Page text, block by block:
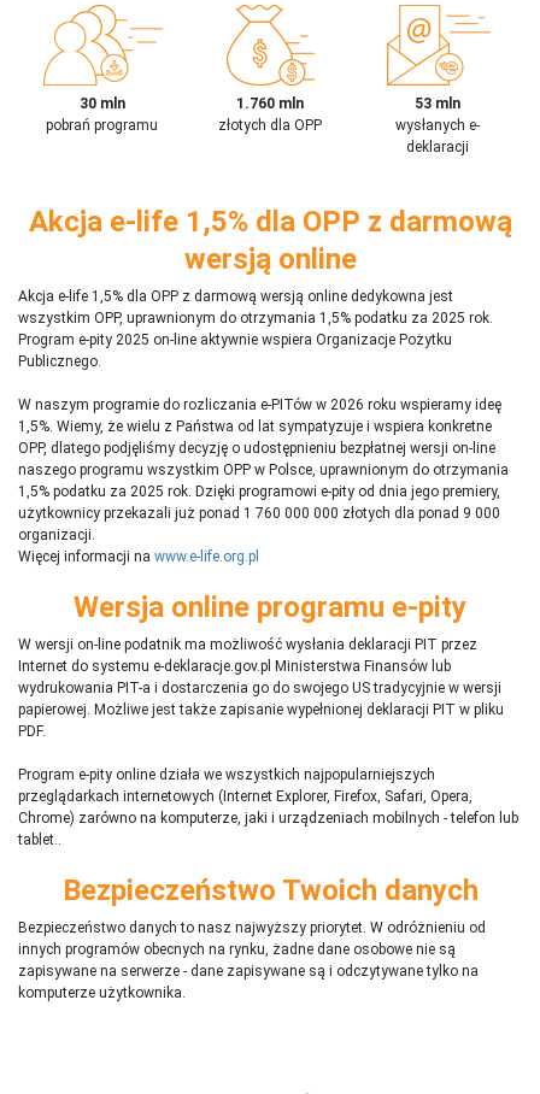
30 mln
pobrań programu
1.760 mln
złotych dla OPP
53 mln
wysłanych e-
deklaracji
Akcja e-life 1,5% dla OPP z darmową
wersją online
Akcja e-life 1,5% dla OPP z darmową wersją online dedykowna jest
wszystkim OPP, uprawnionym do otrzymania 1,5% podatku za 2025 rok.
Program e-pity 2025 on-line aktywnie wspiera Organizacje Pożytku
Publicznego.
W naszym programie do rozliczania e-PITów w 2026 roku wspieramy ideę
1,5%. Wiemy, że wielu z Państwa od lat sympatyzuje i wspiera konkretne
OPP, dlatego podjęliśmy decyzję o udostępnieniu bezpłatnej wersji on-line
naszego programu wszystkim OPP w Polsce, uprawnionym do otrzymania
1,5% podatku za 2025 rok. Dzięki programowi e-pity od dnia jego premiery,
użytkownicy przekazali już ponad 1 760 000 000 złotych dla ponad 9 000
organizacji.
Więcej informacji na www.e-life.org.pl
Wersja online programu e-pity
W wersji on-line podatnik ma możliwość wysłania deklaracji PIT przez
Internet do systemu e-deklaracje.gov.pl Ministerstwa Finansów lub
wydrukowania PIT-a i dostarczenia go do swojego US tradycyjnie w wersji
papierowej. Możliwe jest także zapisanie wypełnionej deklaracji PIT w pliku
PDF.
Program e-pity online działa we wszystkich najpopularniejszych
przeglądarkach internetowych (Internet Explorer, Firefox, Safari, Opera,
Chrome) zarówno na komputerze, jaki i urządzeniach mobilnych - telefon lub
tablet..
Bezpieczeństwo Twoich danych
Bezpieczeństwo danych to nasz najwyższy priorytet. W odróżnieniu od
innych programów obecnych na rynku, żadne dane osobowe nie są
zapisywane na serwerze - dane zapisywane są i odczytywane tylko na
komputerze użytkownika.